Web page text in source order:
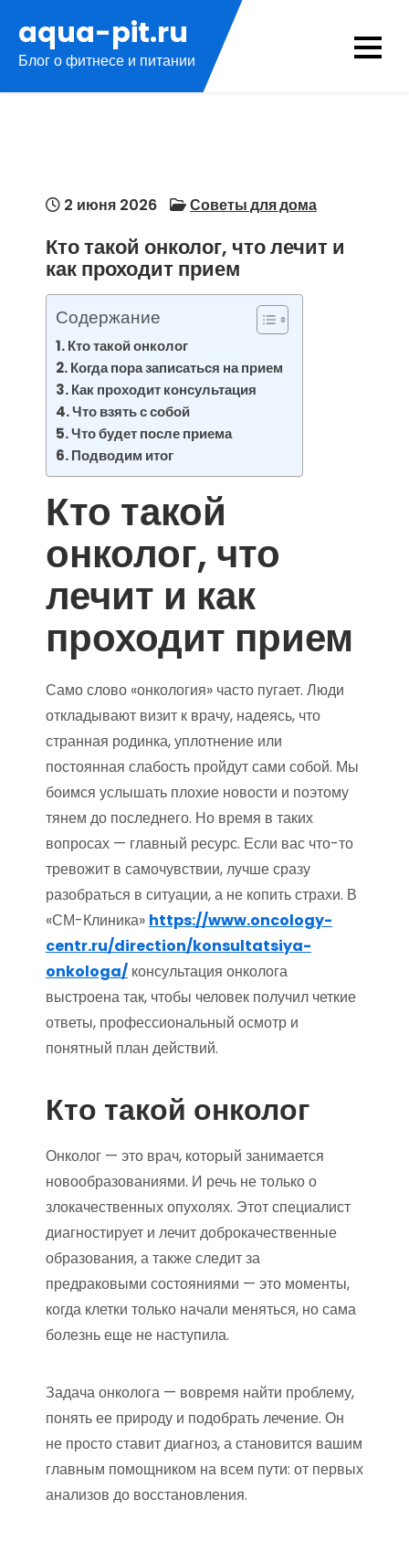
содержимому
aqua-pit.ru
Блог о фитнесе и питании
2 июня 2026 Советы для дома
Кто такой онколог, что лечит и
как проходит прием
Содержание
Кто такой онколог
Когда пора записаться на прием
Как проходит консультация
Что взять с собой
Что будет после приема
Подводим итог
Кто такой
онколог, что
лечит и как
проходит прием
Само слово «онкология» часто пугает. Люди
откладывают визит к врачу, надеясь, что
странная родинка, уплотнение или
постоянная слабость пройдут сами собой. Мы
боимся услышать плохие новости и поэтому
тянем до последнего. Но время в таких
вопросах — главный ресурс. Если вас что-то
тревожит в самочувствии, лучше сразу
разобраться в ситуации, а не копить страхи. В
«СМ-Клиника» https://www.oncology-
centr.ru/direction/konsultatsiya-
onkologa/ консультация онколога
выстроена так, чтобы человек получил четкие
ответы, профессиональный осмотр и
понятный план действий.
Кто такой онколог
Онколог — это врач, который занимается
новообразованиями. И речь не только о
злокачественных опухолях. Этот специалист
диагностирует и лечит доброкачественные
образования, а также следит за
предраковыми состояниями — это моменты,
когда клетки только начали меняться, но сама
болезнь еще не наступила.
Задача онколога — вовремя найти проблему,
понять ее природу и подобрать лечение. Он
не просто ставит диагноз, а становится вашим
главным помощником на всем пути: от первых
анализов до восстановления.